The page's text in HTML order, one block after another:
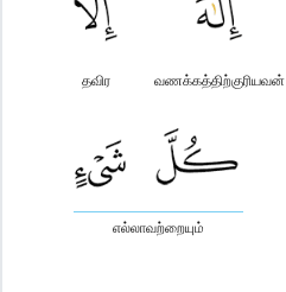
வணக்கத்திற்குரியவன்
தவிர
எல்லாவற்றையும்